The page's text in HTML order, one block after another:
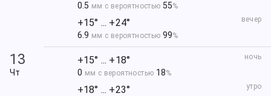
0.5 мм с вероятностью 55%
вечер
+15° ... +24°
6.9 мм с вероятностью99%
13
Чт
ночь
+15° ... +18°
0 мм с вероятностью 18%
утро
+18° ... +23°